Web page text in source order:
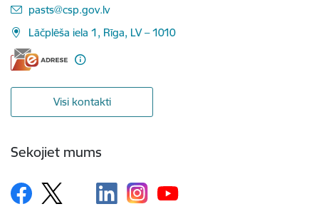
E-pasts:
pasts@csp.gov.lv
Lāčplēša iela 1, Rīga, LV – 1010
Visi kontakti
Sekojiet mums